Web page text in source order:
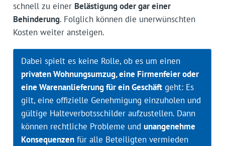
schnell zu einer Belästigung oder gar einer
Behinderung. Folglich können die unerwünschten
Kosten weiter ansteigen.
Dabei spielt es keine Rolle, ob es um einen
privaten Wohnungsumzug, eine Firmenfeier oder
eine Warenanlieferung für ein Geschäftgeht: Es
gilt, eine offizielle Genehmigung einzuholen und
gültige Halteverbotsschilder aufzustellen. Dann
können rechtliche Probleme und unangenehme
Konsequenzenfür alle Beteiligten vermieden